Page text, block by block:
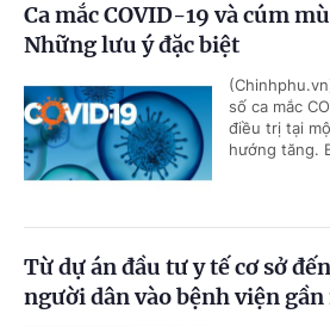
Ca mắc COVID-19 và cúm
Những lưu ý đặc biệt
số ca mắc
điều trị tại
hướng tăng.
Từ dự án đầu tư y tế cơ sở
người dân vào bệnh viện gần